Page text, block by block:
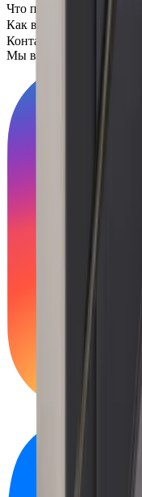
Что посмотреть
Как всё устроено
Контакты
Мы в социальных сетях